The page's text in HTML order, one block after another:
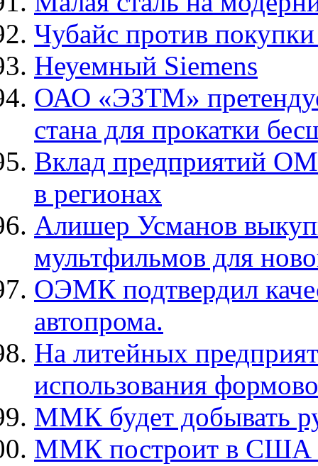
Чубайс против
Неуемный Siemens
ОАО «ЭЗТМ»
стана для прокатки
Вклад предприятий
в регионах
Алишер Усманов
мультфильмов для
ОЭМК подтвердил
автопрома.
На литейных
использования
ММК будет добывать
ММК построит в США